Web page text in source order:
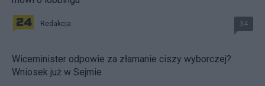
Redakcja 34
Wiceminister odpowie za złamanie ciszy wyborczej?
Wniosek już w Sejmie